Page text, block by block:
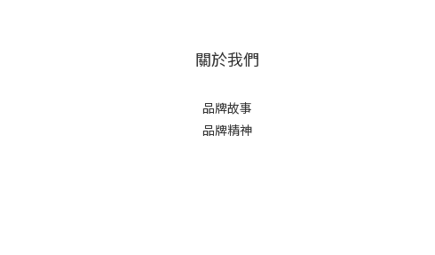
關於我們
品牌故事
品牌精神